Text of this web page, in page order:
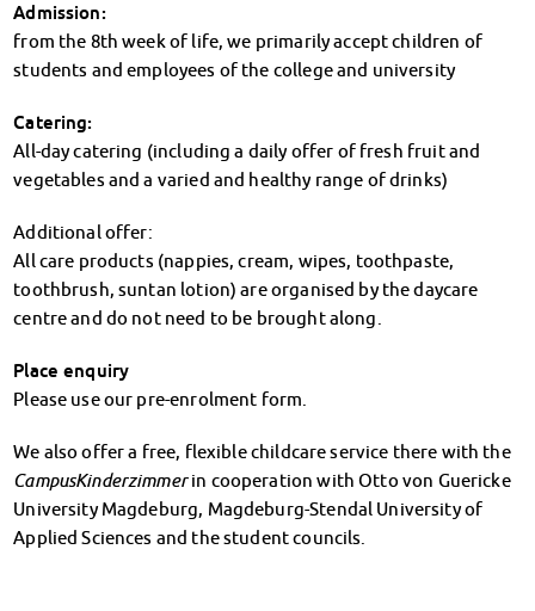
Documents
Contact Persons: Accommodation
Social counselling
Financial advice
Refund of semester fee
Courses
Registration for special events
Legal advice
Chat advice
Documents
Contact Persons
Culture & Internationals
Advice for Internationals
Housing for Internationals
IKUS and InterKultiTreff
Admission:
from the 8th week of life, we primarily accept children of
students and employees of the college and university
Catering:
All-day catering (including a daily offer of fresh fruit and
vegetables and a varied and healthy range of drinks)
Additional offer:
All care products (nappies, cream, wipes, toothpaste,
toothbrush, suntan lotion) are organised by the daycare
centre and do not need to be brought along.
Place enquiry
Please use our pre-enrolment form.
We also offer a free, flexible childcare service there with the
CampusKinderzimmerin cooperation with Otto von Guericke
University Magdeburg, Magdeburg-Stendal University of
Applied Sciences and the student councils.